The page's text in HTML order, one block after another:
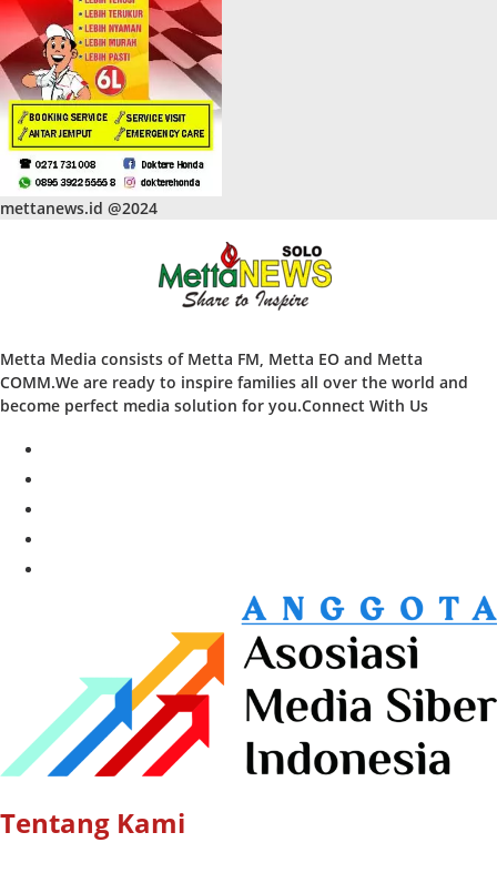
mettanews.id @2024
Metta Media consists of Metta FM, Metta EO and Metta
COMM.We are ready to inspire families all over the world and
become perfect media solution for you.Connect With Us
Tentang Kami